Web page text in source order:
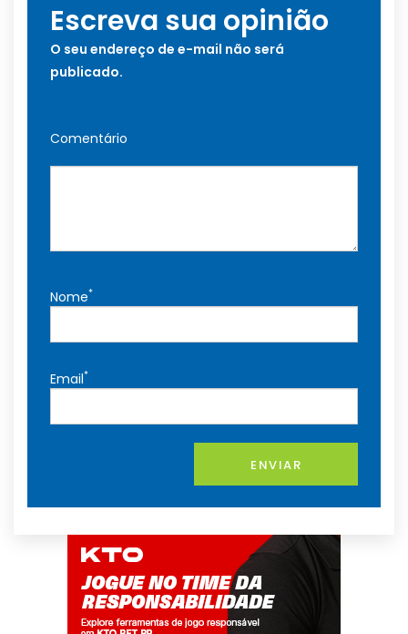
Escreva sua opinião
O seu endereço de e-mail não será
publicado.
Comentário
Nome*
Email*
ENVIAR